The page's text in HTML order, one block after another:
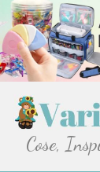
Cose,